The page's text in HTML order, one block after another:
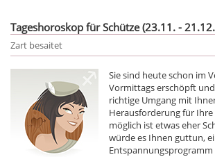
Tageshoroskop für Schütze (23.11. -
Zart besaitet
Sie sind heute schon im
Vormittags erschöpft
richtige Umgang mit
Herausforderung für Ihre
möglich ist etwas eher
würde es Ihnen guttun,
Entspannungsprogramm